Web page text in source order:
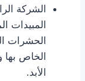
الشركة
المبيدات
الحشرات
الخاص بها
الأبد.